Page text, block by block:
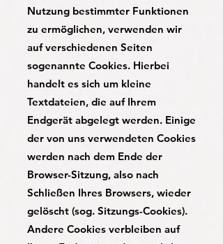
Nutzung bestimmter Funktionen
zu ermöglichen, verwenden wir
auf verschiedenen Seiten
sogenannte Cookies. Hierbei
handelt es sich um kleine
Textdateien, die auf Ihrem
Endgerät abgelegt werden. Einige
der von uns verwendeten Cookies
werden nach dem Ende der
Browser-Sitzung, also nach
Schließen Ihres Browsers, wieder
gelöscht (sog. Sitzungs-Cookies).
Andere Cookies verbleiben auf